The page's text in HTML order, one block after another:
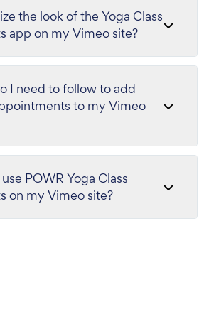
the look of the Yoga Class
app on my Vimeo site?
I need to follow to add
to my Vimeo
POWR Yoga Class
on my Vimeo site?